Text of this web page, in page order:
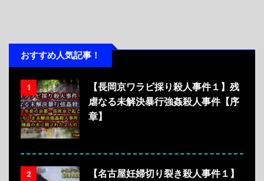
おすすめ人気記事！
1
【長岡京ワラビ採り殺人事件１】残
虐なる未解決暴行強姦殺人事件【序
章】
2
【名古屋妊婦切り裂き殺人事件１】